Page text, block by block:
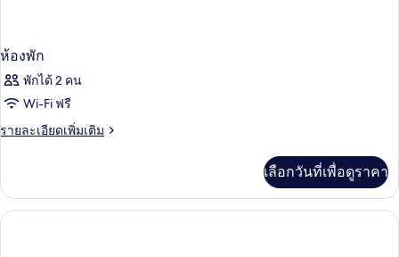
ห้องพัก
พักได้ 2 คน
Wi-Fi ฟรี
รายละเอียดเพิ่มเติม
ราย
เกี่ยว
กับ
ห้อง
เลือกวันที่เพื่อดูราคา